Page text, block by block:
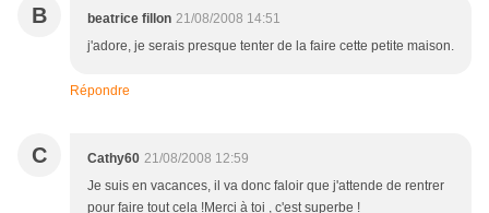
B beatrice fillon 21/08/2008 14:51
j'adore, je serais presque tenter de la faire cette petite maison.
Répondre
C Cathy60 21/08/2008 12:59
Je suis en vacances, il va donc faloir que j'attende de rentrer
pour faire tout cela !Merci à toi , c'est superbe !